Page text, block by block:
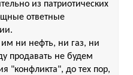
из патриотических
ответные
ни нефть, ни газ, ни
продавать не будем
"конфликта", до тех пор,